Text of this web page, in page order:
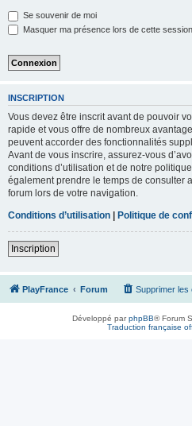
Se souvenir de moi
Masquer ma présence lors de cette session
INSCRIPTION
Vous devez être inscrit avant de pouvoir
rapide et vous offre de nombreux
peuvent accorder des fonctionnalités
Avant de vous inscrire, assurez-vous
conditions d’utilisation et de notre
également prendre le temps de consulter
forum lors de votre navigation.
Conditions d’utilisation | Politique de
Inscription
PlayFrance Forum Supprimer les
Développé parphpBB® Forum
Traduction française